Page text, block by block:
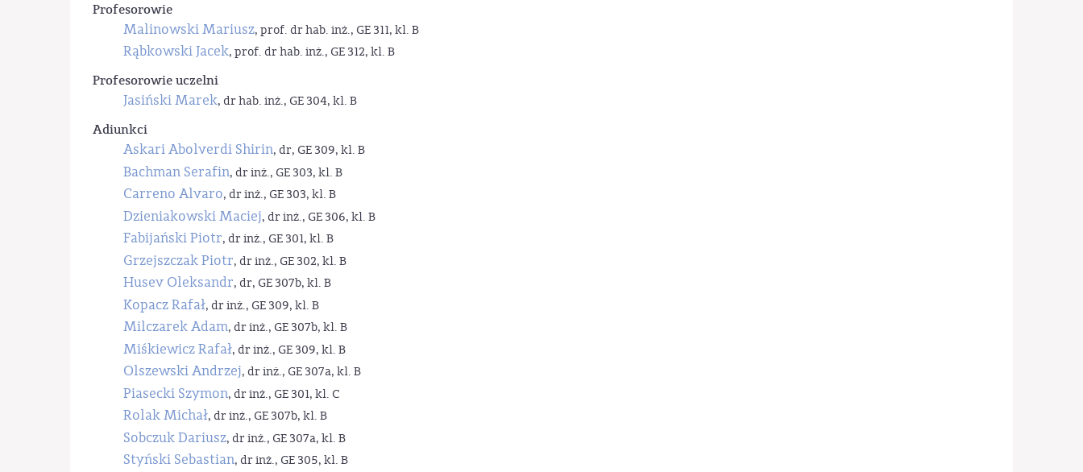
Profesorowie
Malinowski Mariusz, prof. dr hab. inż., GE 311, kl. B
Rąbkowski Jacek, prof. dr hab. inż., GE 312, kl. B
Profesorowie uczelni
Jasiński Marek, dr hab. inż., GE 304, kl. B
Adiunkci
Askari Abolverdi Shirin, dr, GE 309, kl. B
Bachman Serafin, dr inż., GE 303, kl. B
Carreno Alvaro, dr inż., GE 303, kl. B
Dzieniakowski Maciej, dr inż., GE 306, kl. B
Fabijański Piotr, dr inż., GE 301, kl. B
Grzejszczak Piotr, dr inż., GE 302, kl. B
Husev Oleksandr, dr, GE 307b, kl. B
Kopacz Rafał, dr inż., GE 309, kl. B
Milczarek Adam, dr inż., GE 307b, kl. B
Miśkiewicz Rafał, dr inż., GE 309, kl. B
Olszewski Andrzej, dr inż., GE 307a, kl. B
Piasecki Szymon, dr inż., GE 301, kl. C
Rolak Michał, dr inż., GE 307b, kl. B
Sobczuk Dariusz, dr inż., GE 307a, kl. B
Styński Sebastian, dr inż., GE 305, kl. B